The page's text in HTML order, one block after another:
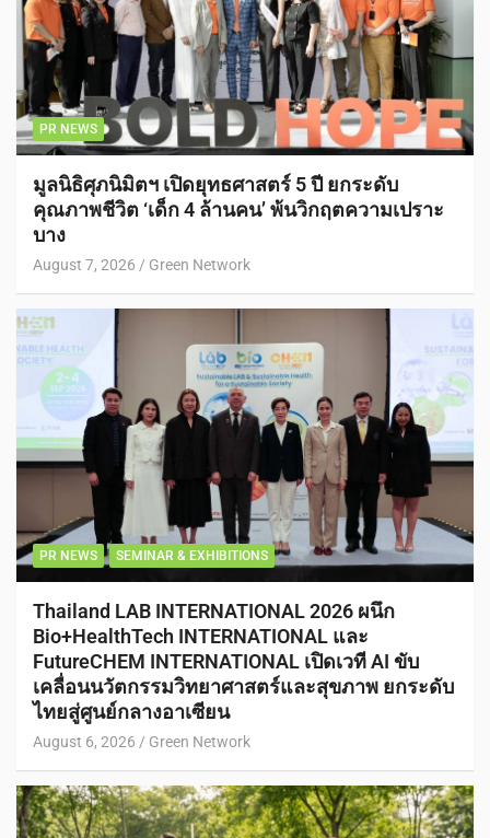
PR NEWS
มูลนิธิศุภนิมิตฯ เปิดยุทธศาสตร์ 5 ปี ยกระดับ
คุณภาพชีวิต ‘เด็ก 4 ล้านคน’ พ้นวิกฤตความเปราะ
บาง
August 7, 2026 Green Network
PR NEWS SEMINAR & EXHIBITIONS
Thailand LAB INTERNATIONAL 2026 ผนึก
Bio+HealthTech INTERNATIONAL และ
FutureCHEM INTERNATIONAL เปิดเวที AI ขับ
เคลื่อนนวัตกรรมวิทยาศาสตร์และสุขภาพ ยกระดับ
ไทยสู่ศูนย์กลางอาเซียน
August 6, 2026 Green Network